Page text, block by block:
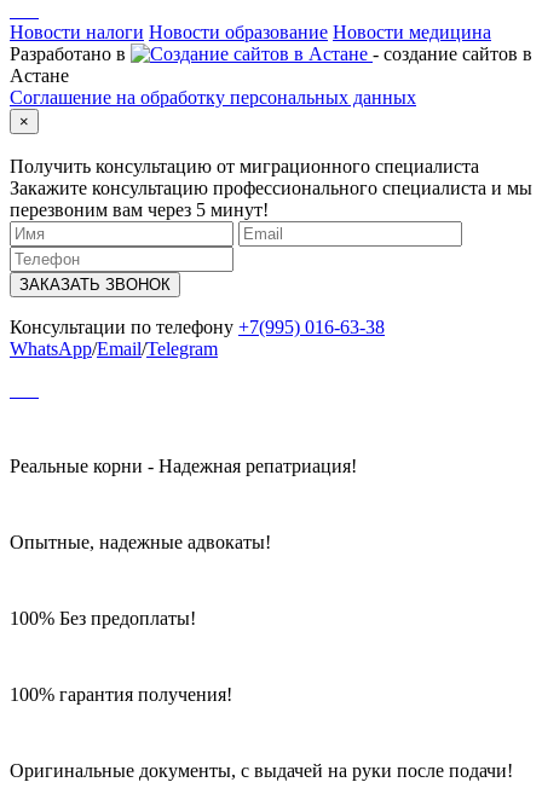
Новости налоги Новости образование Новости медицина
Разработано в
- создание сайтов в
Астане
Соглашение на обработку персональных данных
×
Получить консультацию от миграционного специалиста
Закажите консультацию профессионального специалиста и мы
перезвоним вам через 5 минут!
ЗАКАЗАТЬ ЗВОНОК
Консультации по телефону +7(995) 016-63-38
WhatsApp/Email/Telegram
Реальные корни - Надежная репатриация!
Опытные, надежные адвокаты!
100% Без предоплаты!
100% гарантия получения!
Оригинальные документы, с выдачей на руки после подачи!